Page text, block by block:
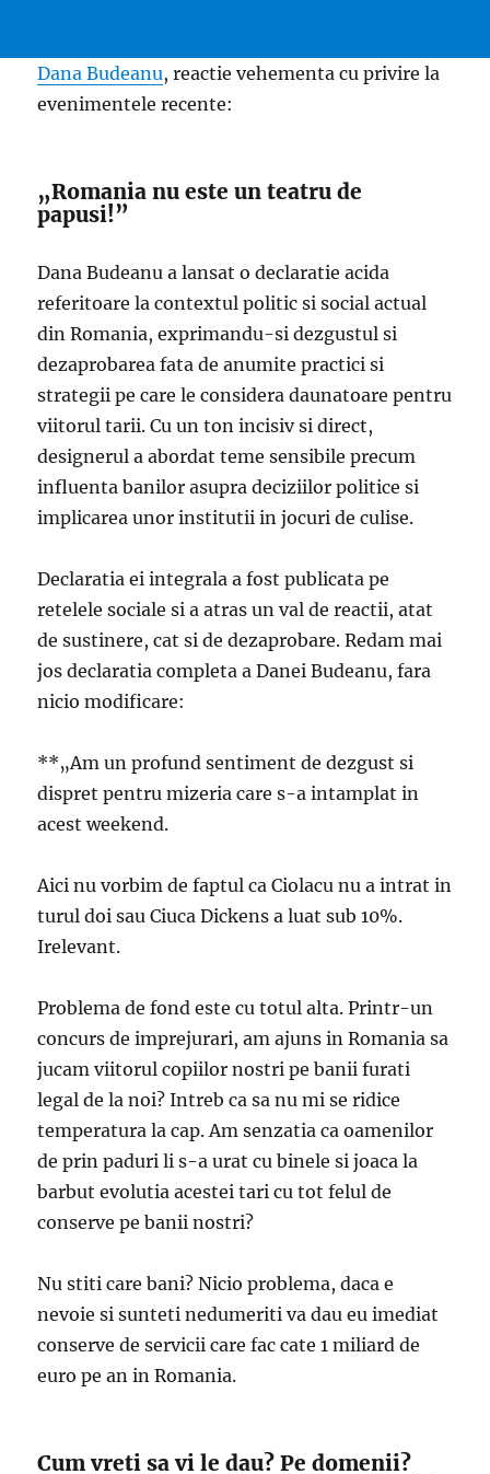
Dana Budeanu, reactie vehementa cu privire la
evenimentele recente:
„Romania nu este un teatru de
papusi!”
Dana Budeanu a lansat o declaratie acida
referitoare la contextul politic si social actual
din Romania, exprimandu-si dezgustul si
dezaprobarea fata de anumite practici si
strategii pe care le considera daunatoare pentru
viitorul tarii. Cu un ton incisiv si direct,
designerul a abordat teme sensibile precum
influenta banilor asupra deciziilor politice si
implicarea unor institutii in jocuri de culise.
Declaratia ei integrala a fost publicata pe
retelele sociale si a atras un val de reactii, atat
de sustinere, cat si de dezaprobare. Redam mai
jos declaratia completa a Danei Budeanu, fara
nicio modificare:
**„Am un profund sentiment de dezgust si
dispret pentru mizeria care s-a intamplat in
acest weekend.
Aici nu vorbim de faptul ca Ciolacu nu a intrat in
turul doi sau Ciuca Dickens a luat sub 10%.
Irelevant.
Problema de fond este cu totul alta. Printr-un
concurs de imprejurari, am ajuns in Romania sa
jucam viitorul copiilor nostri pe banii furati
legal de la noi? Intreb ca sa nu mi se ridice
temperatura la cap. Am senzatia ca oamenilor
de prin paduri li s-a urat cu binele si joaca la
barbut evolutia acestei tari cu tot felul de
conserve pe banii nostri?
Nu stiti care bani? Nicio problema, daca e
nevoie si sunteti nedumeriti va dau eu imediat
conserve de servicii care fac cate 1 miliard de
euro pe an in Romania.
Cum vreti sa vi le dau? Pe domenii?